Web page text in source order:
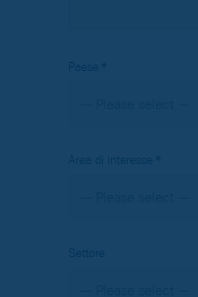
Paese
Area di interesse
Settore